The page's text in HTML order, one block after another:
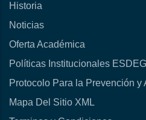
Historia
Noticias
Oferta Académica
Políticas Institucionales ESDEG
Protocolo Para la Prevención y
Mapa Del Sitio XML